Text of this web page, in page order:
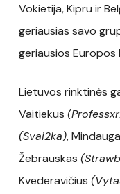
Vokietija, Kipru ir
geriausias savo
geriausios Europos
Lietuvos rinktinės
Vaitiekus
(Svai2ka),
Žebrauskas
Kvederavičius